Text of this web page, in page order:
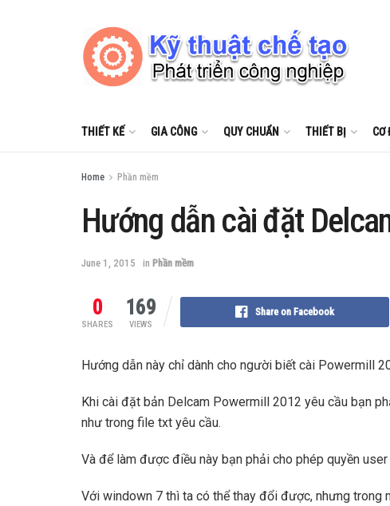
THIẾT KẾ GIA CÔNG QUY CHUẨN THIẾT BỊ CƠ
Home Phần mềm
Hướng dẫn cài đặt
June 1, 2015 in Phần mềm
0
SHARES
169
VIEWS
Share on Facebook
Hướng dẫn này chỉ dành cho người biết cài Powermill
Khi cài đặt bản Delcam Powermill 2012 yêu cầu bạn
như trong file txt yêu cầu.
Và để làm được điều này bạn phải cho phép quyền
Với windown 7 thì ta có thể thay đổi được, nhưng